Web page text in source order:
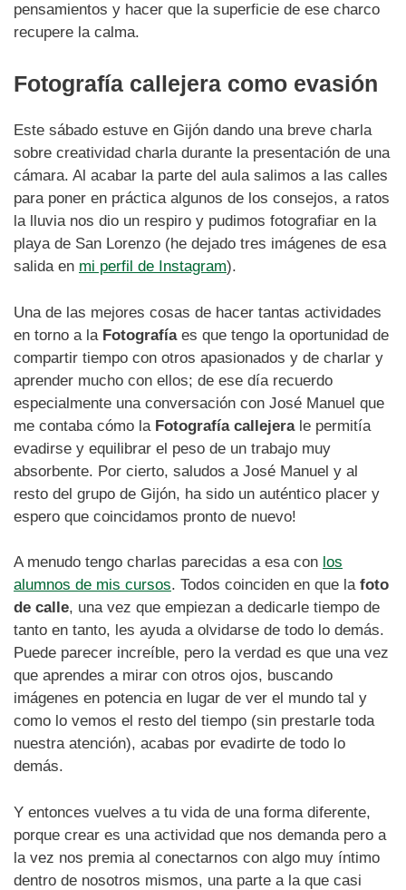
pensamientos y hacer que la superficie de ese charco
recupere la calma.
Fotografía callejera como evasión
Este sábado estuve en Gijón dando una breve charla
sobre creatividad charla durante la presentación de una
cámara. Al acabar la parte del aula salimos a las calles
para poner en práctica algunos de los consejos, a ratos
la lluvia nos dio un respiro y pudimos fotografiar en la
playa de San Lorenzo (he dejado tres imágenes de esa
salida en mi perfil de Instagram).
Una de las mejores cosas de hacer tantas actividades
en torno a la Fotografíaes que tengo la oportunidad de
compartir tiempo con otros apasionados y de charlar y
aprender mucho con ellos; de ese día recuerdo
especialmente una conversación con José Manuel que
me contaba cómo la Fotografía callejerale permitía
evadirse y equilibrar el peso de un trabajo muy
absorbente. Por cierto, saludos a José Manuel y al
resto del grupo de Gijón, ha sido un auténtico placer y
espero que coincidamos pronto de nuevo!
A menudo tengo charlas parecidas a esa con los
alumnos de mis cursos. Todos coinciden en que la foto
de calle, una vez que empiezan a dedicarle tiempo de
tanto en tanto, les ayuda a olvidarse de todo lo demás.
Puede parecer increíble, pero la verdad es que una vez
que aprendes a mirar con otros ojos, buscando
imágenes en potencia en lugar de ver el mundo tal y
como lo vemos el resto del tiempo (sin prestarle toda
nuestra atención), acabas por evadirte de todo lo
demás.
Y entonces vuelves a tu vida de una forma diferente,
porque crear es una actividad que nos demanda pero a
la vez nos premia al conectarnos con algo muy íntimo
dentro de nosotros mismos, una parte a la que casi